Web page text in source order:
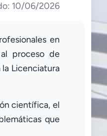
10/06/2026
en
proceso de
Licenciatura
científica, el
que